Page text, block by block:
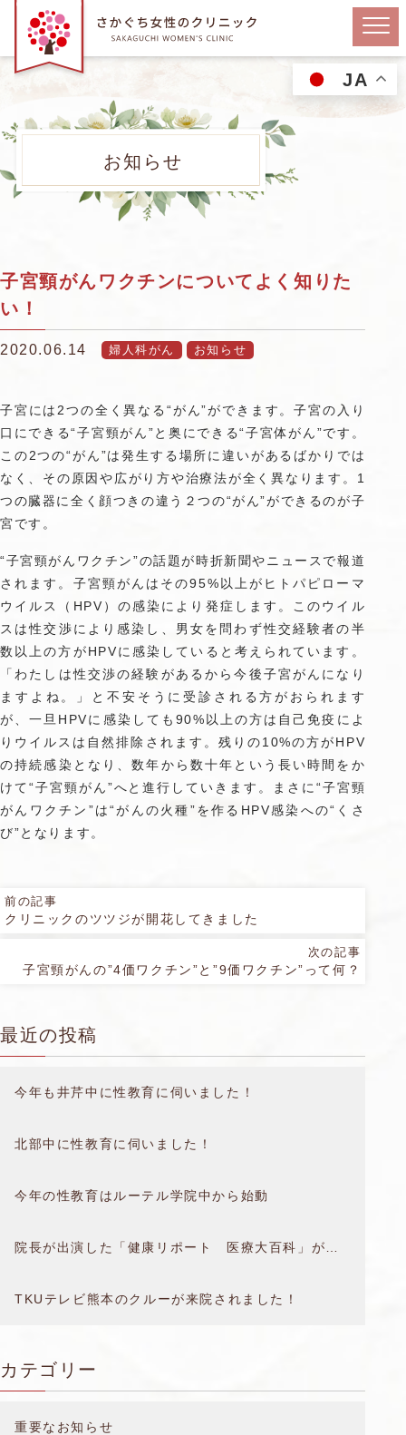
JA
お知らせ
子宮頸がんワクチンについてよく知りた
い！
2020.06.14 婦人科がん お知らせ
子宮には2つの全く異なる“がん”ができます。子宮の入り
口にできる“子宮頸がん”と奥にできる“子宮体がん”です。
この2つの“がん”は発生する場所に違いがあるばかりでは
なく、その原因や広がり方や治療法が全く異なります。1
つの臓器に全く顔つきの違う２つの“がん”ができるのが子
宮です。
“子宮頸がんワクチン”の話題が時折新聞やニュースで報道
されます。子宮頸がんはその95%以上がヒトパピローマ
ウイルス（HPV）の感染により発症します。このウイル
スは性交渉により感染し、男女を問わず性交経験者の半
数以上の方がHPVに感染していると考えられています。
「わたしは性交渉の経験があるから今後子宮がんになり
ますよね。」と不安そうに受診される方がおられます
が、一旦HPVに感染しても90%以上の方は自己免疫によ
りウイルスは自然排除されます。残りの10%の方がHPV
の持続感染となり、数年から数十年という長い時間をか
けて“子宮頸がん”へと進行していきます。まさに“子宮頸
がんワクチン”は“がんの火種”を作るHPV感染への“くさ
び”となります。
前の記事
クリニックのツツジが開花してきました
次の記事
子宮頸がんの”4価ワクチン”と”9価ワクチン”って何？
最近の投稿
今年も井芹中に性教育に伺いました！
北部中に性教育に伺いました！
今年の性教育はルーテル学院中から始動
TKUテレビ熊本のクルーが来院されました！
カテゴリー
重要なお知らせ